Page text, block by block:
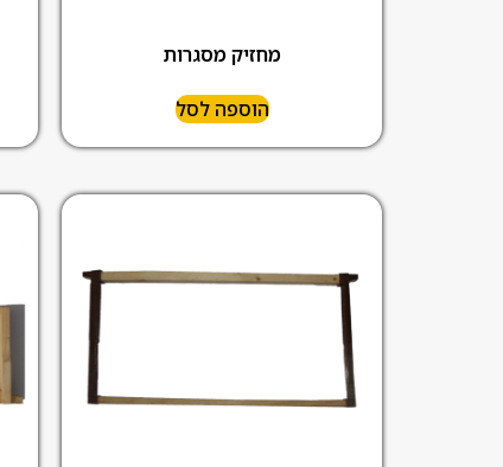
מחזיק מסגרות
הוספה לסל